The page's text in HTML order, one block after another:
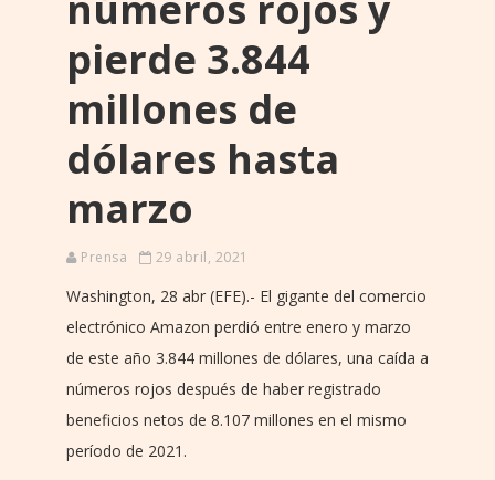
pierde 3.844
millones de
dólares hasta
marzo
Prensa 29 abril, 2021
Washington, 28 abr (EFE).- El gigante del comercio
electrónico Amazon perdió entre enero y marzo
de este año 3.844 millones de dólares, una caída a
números rojos después de haber registrado
beneficios netos de 8.107 millones en el mismo
período de 2021.